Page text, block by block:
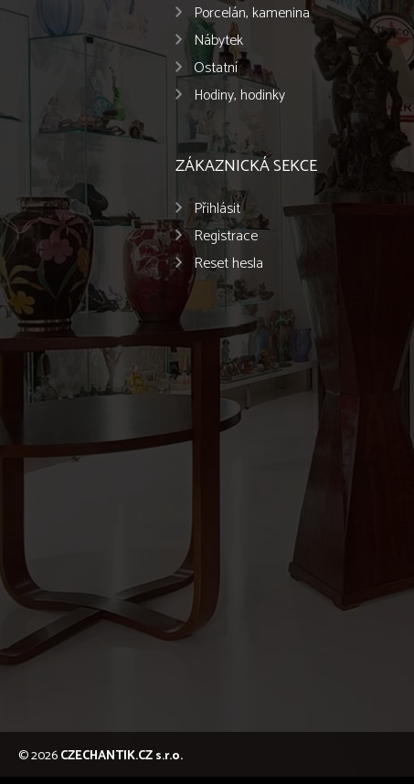
Porcelán, kamenina
Nábytek
Ostatní
Hodiny, hodinky
ZÁKAZNICKÁ SEKCE
Přihlásit
Registrace
Reset hesla
© 2026CZECHANTIK.CZ s.r.o.